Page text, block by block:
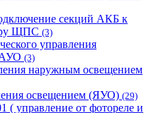
секций АКБ к
ЩПС (3)
управления
(3)
наружным освещением
освещением (ЯУО) (29)
( управление от фотореле и